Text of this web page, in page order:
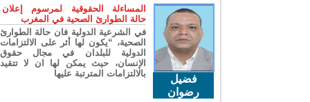
فضيل
رضوان
المساءلة الحقوقية لمرسوم إعلان
حالة الطوارئ الصحية في المغرب
في الشرعية الدولية فان حالة الطوارئ
الصحية، “يكون لها أثر على الالتزامات
الدولية للبلدان في مجال حقوق
الإنسان، حيث يمكن لها ان لا تتقيد
بالالتزامات المترتبة عليها